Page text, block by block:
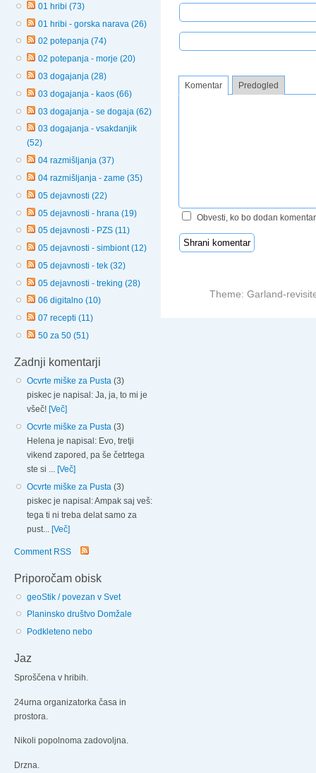
01 hribi (73)
01 hribi - gorska narava (26)
02 potepanja (74)
02 potepanja - morje (20)
03 dogajanja (28)
03 dogajanja - kaos (66)
03 dogajanja - se dogaja (62)
03 dogajanja - vsakdanjik
(52)
04 razmišljanja (37)
04 razmišljanja - zame (35)
05 dejavnosti (22)
05 dejavnosti - hrana (19)
05 dejavnosti - PZS (11)
05 dejavnosti - simbiont (12)
05 dejavnosti - tek (32)
05 dejavnosti - treking (28)
06 digitalno (10)
07 recepti (11)
50 za 50 (51)
Zadnji komentarji
Ocvrte miške za Pusta (3)
piskec je napisal: Ja, ja, to mi je
všeč! [Več]
Ocvrte miške za Pusta (3)
Helena je napisal: Evo, tretji
vikend zapored, pa še četrtega
ste si ... [Več]
Ocvrte miške za Pusta (3)
piskec je napisal: Ampak saj veš:
tega ti ni treba delat samo za
pust... [Več]
Comment RSS
Priporočam obisk
geoStik / povezan v Svet
Planinsko društvo Domžale
Podkleteno nebo
Jaz
Sproščena v hribih.
24urna organizatorka časa in
prostora.
Nikoli popolnoma zadovoljna.
Drzna.
Komentar Predogled
Obvesti, ko bo dodan komentar
Theme: Garland-